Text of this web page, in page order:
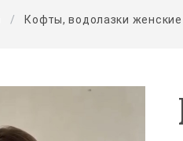
Кофты, водолазки женские